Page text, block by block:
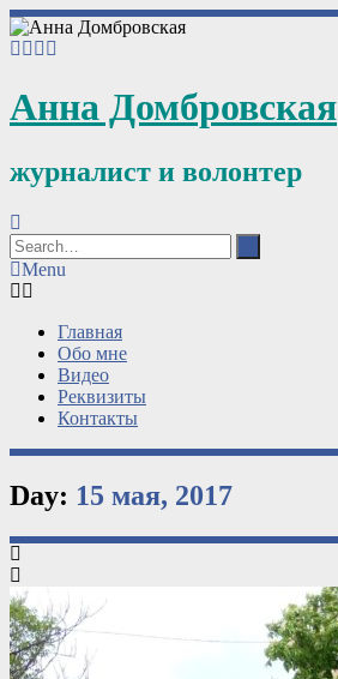
Анна Домбровская
журналист и волонтер
Menu
Главная
Обо мне
Видео
Реквизиты
Контакты
Day: 15 мая, 2017